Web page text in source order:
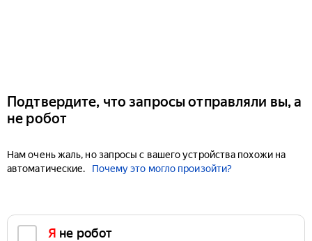
Подтвердите, что запросы отправляли вы, а
не робот
Нам очень жаль, но запросы с вашего устройства похожи на
автоматические.
Почему это могло произойти?
Я не робот